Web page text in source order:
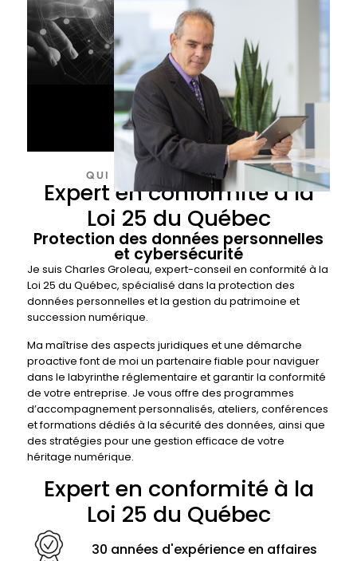
QUI EST CHARLES GROLEAU ?
Expert en conformité à la
Loi 25 du Québec
Protection des données personnelles
et cybersécurité
Je suis Charles Groleau, expert-conseil en conformité à la
Loi 25 du Québec, spécialisé dans la protection des
données personnelles et la gestion du patrimoine et
succession numérique.
Ma maîtrise des aspects juridiques et une démarche
proactive font de moi un partenaire fiable pour naviguer
dans le labyrinthe réglementaire et garantir la conformité
de votre entreprise. Je vous offre des programmes
d’accompagnement personnalisés, ateliers, conférences
et formations dédiés à la sécurité des données, ainsi que
des stratégies pour une gestion efficace de votre
héritage numérique.
Expert en conformité à la
Loi 25 du Québec
30 années d'expérience en affaires